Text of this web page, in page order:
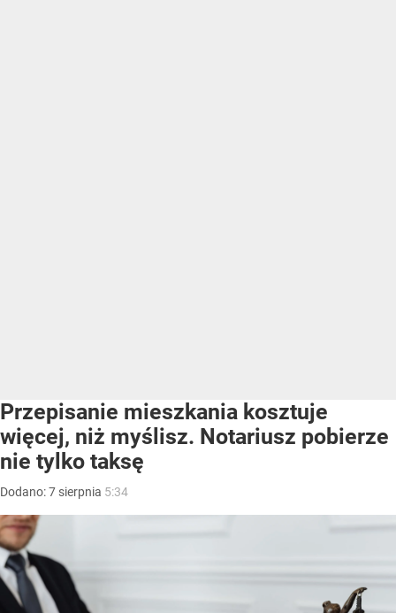
Przepisanie mieszkania kosztuje
więcej, niż myślisz. Notariusz pobierze
nie tylko taksę
Dodano:7 sierpnia 5:34